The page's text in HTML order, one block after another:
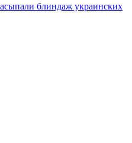
блиндаж украинских